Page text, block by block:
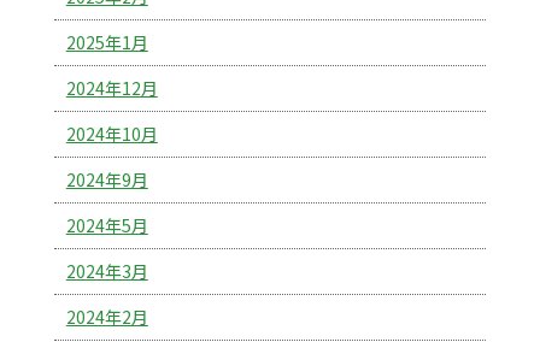
2025年1月
2024年12月
2024年10月
2024年9月
2024年5月
2024年3月
2024年2月